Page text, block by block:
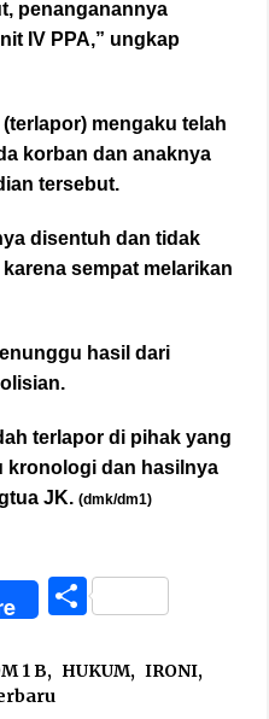
penanganannya
IV PPA,” ungkap
mengaku telah
korban dan anaknya
tersebut.
disentuh dan tidak
sempat melarikan
hasil dari
terlapor di pihak yang
kronologi dan hasilnya
JK. (dmk/dm1)
Share
1 B, HUKUM, IRONI,